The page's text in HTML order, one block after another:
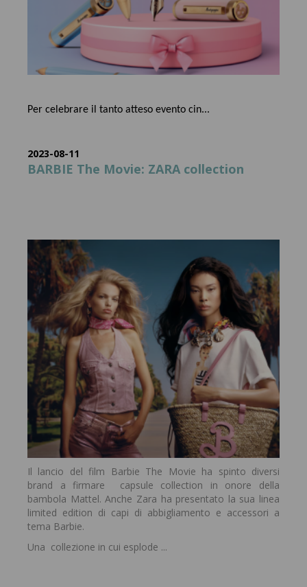
Per celebrare il tanto atteso evento cin...
2023-08-11
BARBIE The Movie: ZARA collection
Il lancio del film Barbie The Movie ha spinto diversi
brand a firmare capsule collection in onore della
bambola Mattel. Anche Zara ha presentato la sua linea
limited edition di capi di abbigliamento e accessori a
tema Barbie.
Una collezione in cui esplode ...